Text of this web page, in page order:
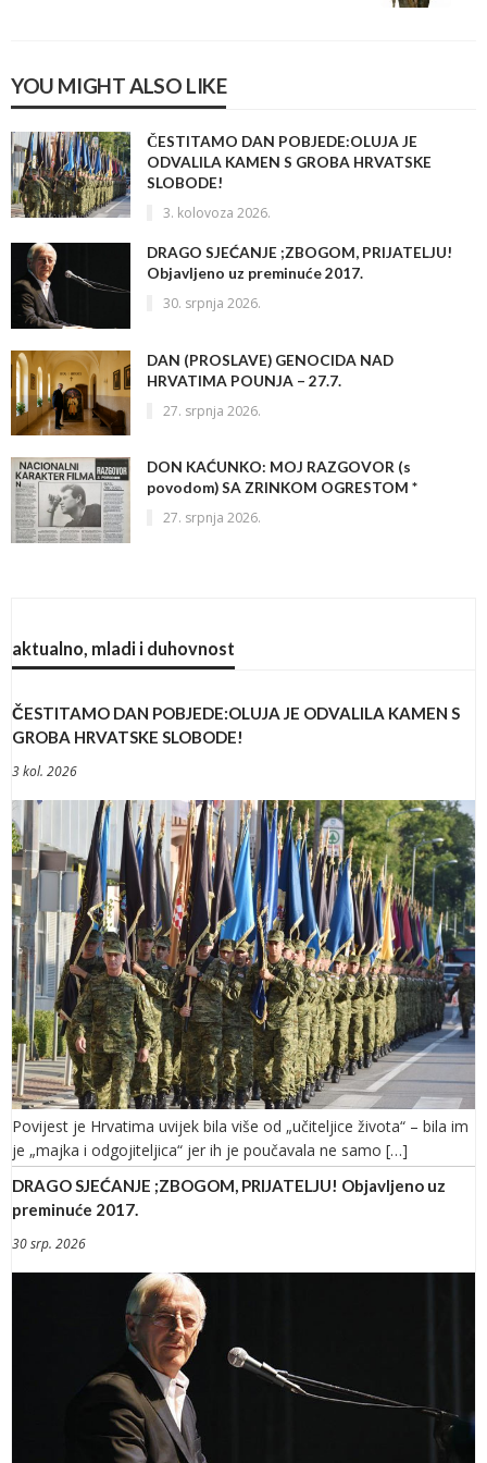
YOU MIGHT ALSO LIKE
ČESTITAMO DAN POBJEDE:OLUJA JE
ODVALILA KAMEN S GROBA HRVATSKE
SLOBODE!
3. kolovoza 2026.
DRAGO SJEĆANJE ;ZBOGOM, PRIJATELJU!
Objavljeno uz preminuće 2017.
30. srpnja 2026.
DAN (PROSLAVE) GENOCIDA NAD
HRVATIMA POUNJA – 27.7.
27. srpnja 2026.
DON KAĆUNKO: MOJ RAZGOVOR (s
povodom) SA ZRINKOM OGRESTOM *
27. srpnja 2026.
aktualno, mladi i duhovnost
ČESTITAMO DAN POBJEDE:OLUJA JE ODVALILA KAMEN S
GROBA HRVATSKE SLOBODE!
3 kol. 2026
Povijest je Hrvatima uvijek bila više od „učiteljice života“ – bila im
je „majka i odgojiteljica“ jer ih je poučavala ne samo […]
DRAGO SJEĆANJE ;ZBOGOM, PRIJATELJU! Objavljeno uz
preminuće 2017.
30 srp. 2026